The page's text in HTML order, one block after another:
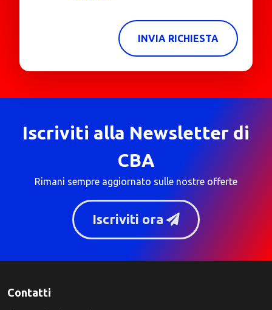
INVIA RICHIESTA
Iscriviti alla Newsletter di
CBA
Rimani sempre aggiornato sulle nostre offerte
Iscriviti ora
Contatti